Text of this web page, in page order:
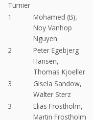
Turnier
1
Mohamed (B),
Noy Vanhop
Nguyen
2
Peter Egebjerg
Hansen,
Thomas Kjoeller
3
Gisela Sandow,
Walter Sterz
3
Elias Frostholm,
Martin Frostholm